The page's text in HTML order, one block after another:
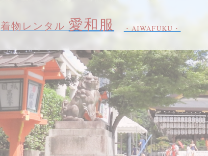
着物レンタル 愛和服 ・AIWAFUKU・